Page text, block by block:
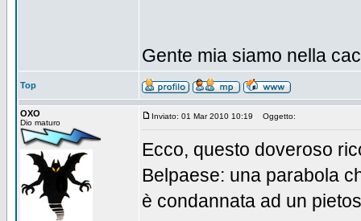
Gente mia siamo nella
Top
OXO
Dio maturo
Inviato: 01 Mar 2010 10:19 Oggetto:
Ecco, questo doveroso
Belpaese: una parabola
è condannata ad un